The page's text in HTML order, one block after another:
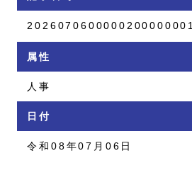
2026070600000200000001
属性
人事
日付
令和08年07月06日